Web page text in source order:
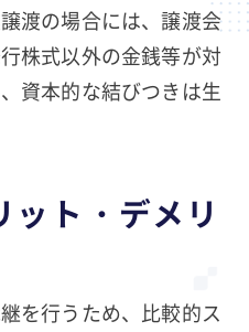
渡の場合には、譲渡会
株式以外の金銭等が対
資本的な結びつきは生
ト・デメリ
を行うため、比較的ス